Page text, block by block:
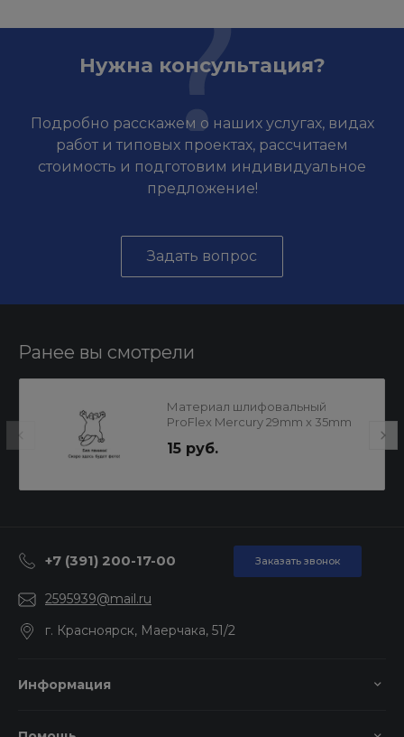
Нужна консультация?
Подробно расскажем о наших услугах, видах
работ и типовых проектах, рассчитаем
стоимость и подготовим индивидуальное
предложение!
Задать вопрос
Ранее вы смотрели
Материал шлифовальный
ProFlex Mercury 29mm x 35mm
15 руб.
+7 (391) 200-17-00 Заказать звонок
2595939@mail.ru
г. Красноярск, Маерчака, 51/2
Информация